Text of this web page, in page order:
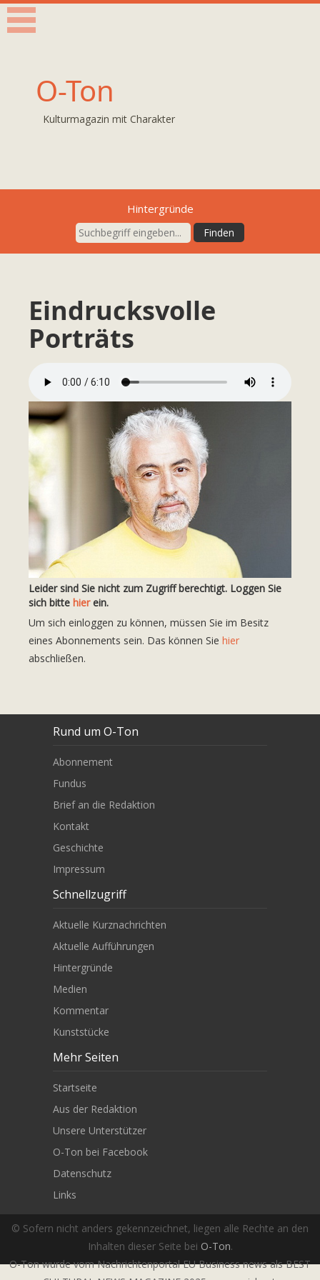
O-Ton
Kulturmagazin mit Charakter
Hintergründe
Eindrucksvolle
Porträts
Leider sind Sie nicht zum Zugriff berechtigt. Loggen Sie
sich bitte hierein.
Um sich einloggen zu können, müssen Sie im Besitz
eines Abonnements sein. Das können Sie hier
abschließen.
© Sofern nicht anders gekennzeichnet, liegen alle Rechte an den
Inhalten dieser Seite bei O-Ton.
O-Ton wurde vom Nachrichtenportal EU Business news als BEST
Rund um O-Ton
Abonnement
Fundus
Brief an die Redaktion
Kontakt
Geschichte
Impressum
Schnellzugriff
Aktuelle Kurznachrichten
Aktuelle Aufführungen
Hintergründe
Medien
Kommentar
Kunststücke
Mehr Seiten
Startseite
Aus der Redaktion
Unsere Unterstützer
O-Ton bei Facebook
Datenschutz
Links